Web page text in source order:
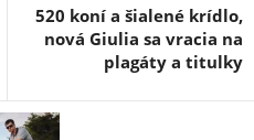
520 koní a šialené krídlo,
nová Giulia sa vracia na
plagáty a titulky